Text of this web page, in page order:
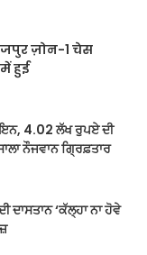
ज़ोन-1 चेस
हुई
4.02 ਲੱਖ ਰੁਪਏ ਦੀ
ਨੌਜਵਾਨ ਗ੍ਰਿਫ਼ਤਾਰ
‘ਕੱਲ੍ਹਾ ਨਾ ਹੋਵੇ